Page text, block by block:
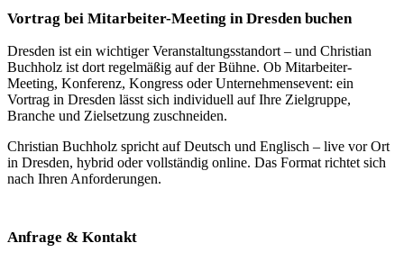
Vortrag bei Mitarbeiter-Meeting in Dresden buchen
Dresden ist ein wichtiger Veranstaltungsstandort – und Christian
Buchholz ist dort regelmäßig auf der Bühne. Ob Mitarbeiter-
Meeting, Konferenz, Kongress oder Unternehmensevent: ein
Vortrag in Dresden lässt sich individuell auf Ihre Zielgruppe,
Branche und Zielsetzung zuschneiden.
Christian Buchholz spricht auf Deutsch und Englisch – live vor Ort
in Dresden, hybrid oder vollständig online. Das Format richtet sich
nach Ihren Anforderungen.
Anfrage & Kontakt